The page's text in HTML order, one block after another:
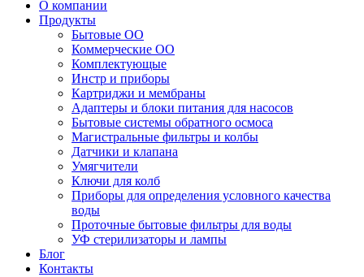
О компании
Продукты
Бытовые ОО
Коммерческие ОО
Комплектующые
Инстр и приборы
Картриджи и мембраны
Адаптеры и блоки питания для насосов
Бытовые системы обратного осмоса
Магистральные фильтры и колбы
Датчики и клапана
Умягчители
Ключи для колб
Приборы для определения условного качества
воды
Проточные бытовые фильтры для воды
УФ стерилизаторы и лампы
Блог
Контакты